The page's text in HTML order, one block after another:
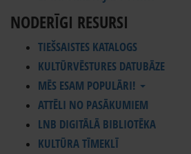
NODERĪGI RESURSI
TIEŠSAISTES KATALOGS
KULTŪRVĒSTURES DATUBĀZE
MĒS ESAM POPULĀRI!
ATTĒLI NO PASĀKUMIEM
LNB DIGITĀLĀ BIBLIOTĒKA
KULTŪRA TĪMEKLĪ